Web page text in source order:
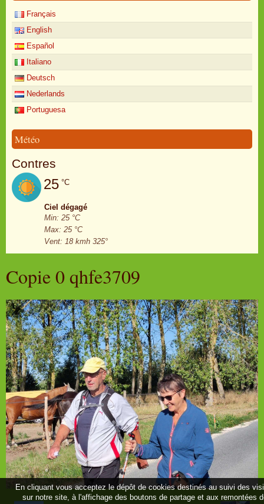
Français
English
Español
Italiano
Deutsch
Nederlands
Portuguesa
Météo
Contres
25 °C
Ciel dégagé
Min: 25 °C
Max: 25 °C
Vent: 18 kmh 325°
Copie 0 qhfe3709
En cliquant vous acceptez le dépôt de cookies destinés au suivi des
sur notre site, à l'affichage des boutons de partage et aux remontées